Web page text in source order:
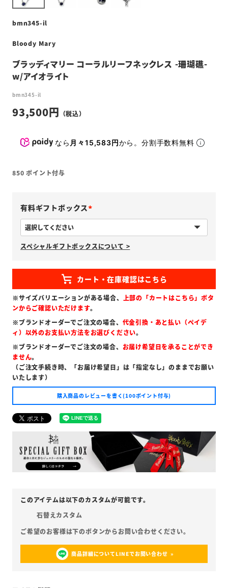
bmn345-il
Bloody Mary
ブラッディマリー コーラルリーフネックレス -珊瑚礁-
w/アイオライト
bmn345-il
93,500
なら 月々15,583円から。分割手数料無料
850 ポイント付与
有料ギフトボックス
必
須
)
スペシャルギフトボックスについて >
※サイズバリエーションがある場合、 上部の「カートはこちら」ボタ
ンからご確認いただけます。
※ブランドオーダーでご注文の場合、 代金引換・あと払い（ペイデ
ィ）以外のお支払い方法をお選びください。
※ブランドオーダーでご注文の場合、 お届け希望日を承ることができ
ません。
（ご注文手続き時、「お届け希望日」は「指定なし」のままでお願い
いたします）
購入商品のレビューを書く(100ポイント付与)
石替えカスタム
商品詳細についてLINEでお問い合わせ